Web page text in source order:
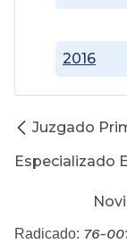
2016
Juzgado
Especializado
Radicado: 76-